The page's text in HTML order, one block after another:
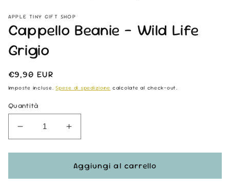
APPLE TINY GIFT SHOP
Cappello Beanie - Wild Life
Grigio
Prezzo
di
€9,90 EUR
Imposte incluse.Spese di spedizione calcolate al check-out.
Quantità
Diminuisci
quantità
per
Beanie
Aumenta
quantità
per
Cappello
Beanie
Aggiungi al carrello